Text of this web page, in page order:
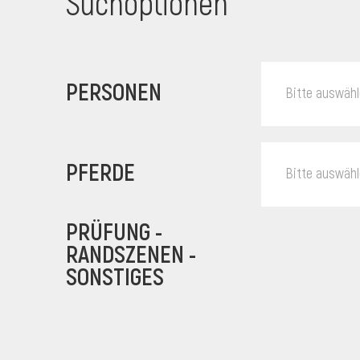
PERSONEN Bitte
PFERDE Bitte
PRÜFUNG -
RANDSZENEN -
SONSTIGES